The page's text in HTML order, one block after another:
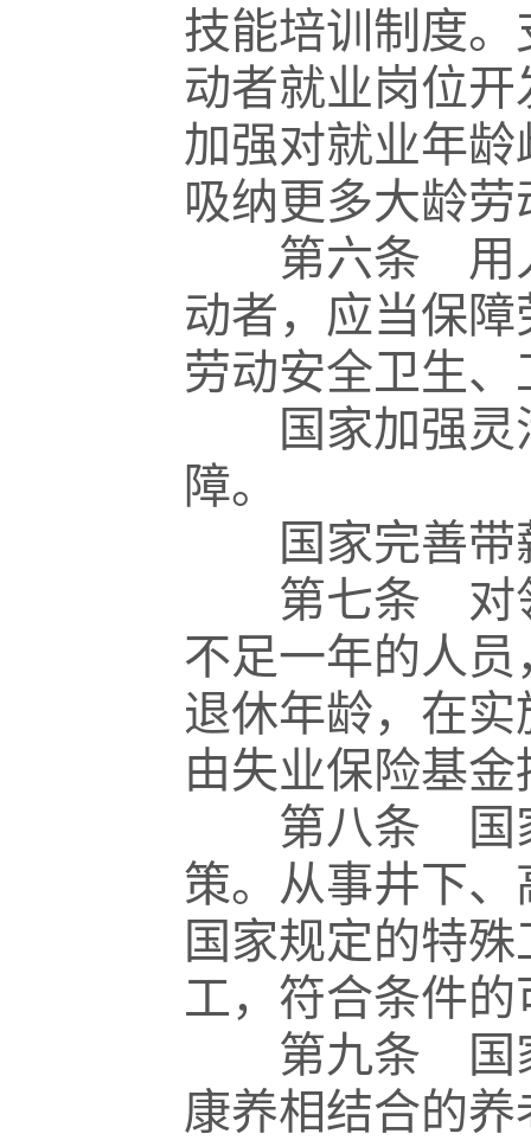
技能培训制度
动者就业岗位
加强对就业年
吸纳更多大龄
第六条 用人
动者，应当保
劳动安全卫生
国家加强灵
障。
国家完善带
第七条 对领
不足一年的人
退休年龄，在
由失业保险基
第八条 国家
策。从事井下
国家规定的特
工，符合条件
第九条 国家
康养相结合的